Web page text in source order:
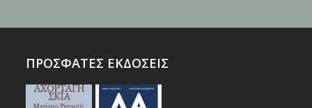
ΠΡΟΣΦΑΤΕΣ ΕΚΔΟΣΕΙΣ